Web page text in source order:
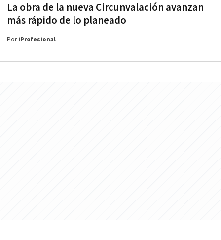
La obra de la nueva Circunvalación avanzan
más rápido de lo planeado
PoriProfesional